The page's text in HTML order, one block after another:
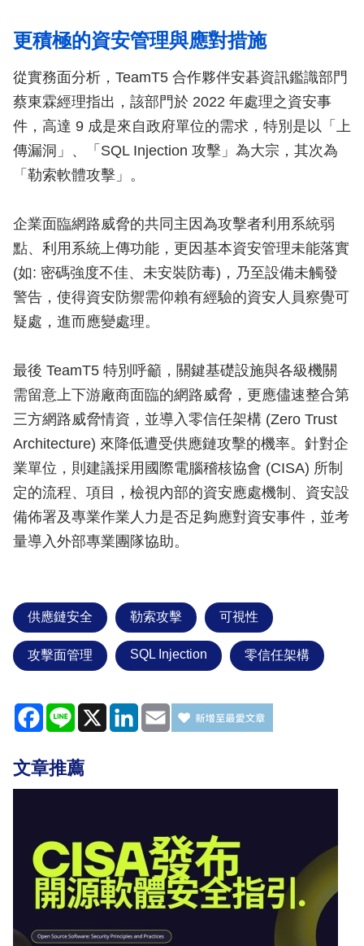
更積極的資安管理與應對措施
從實務面分析，TeamT5 合作夥伴安碁資訊鑑識部門
蔡東霖經理指出，該部門於 2022 年處理之資安事
件，高達 9 成是來自政府單位的需求，特別是以「上
傳漏洞」、「SQL Injection 攻擊」為大宗，其次為
「勒索軟體攻擊」。
企業面臨網路威脅的共同主因為攻擊者利用系統弱
點、利用系統上傳功能，更因基本資安管理未能落實
(如: 密碼強度不佳、未安裝防毒)，乃至設備未觸發
警告，使得資安防禦需仰賴有經驗的資安人員察覺可
疑處，進而應變處理。
最後 TeamT5 特別呼籲，關鍵基礎設施與各級機關
需留意上下游廠商面臨的網路威脅，更應儘速整合第
三方網路威脅情資，並導入零信任架構 (Zero Trust
Architecture) 來降低遭受供應鏈攻擊的機率。針對企
業單位，則建議採用國際電腦稽核協會 (CISA) 所制
定的流程、項目，檢視內部的資安應處機制、資安設
備佈署及專業作業人力是否足夠應對資安事件，並考
量導入外部專業團隊協助。
供應鏈安全 勒索攻擊 可視性
攻擊面管理 SQL Injection 零信任架構
Facebook
Line X LinkedIn
Email
文章推薦